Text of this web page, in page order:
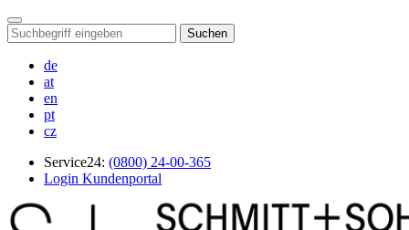
Suchen
de
at
en
pt
cz
Service24: (0800) 24-00-365
Login Kundenportal